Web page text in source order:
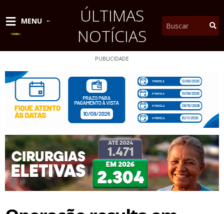
conteúdo
MENU
ÚLTIMAS
NOTÍCIAS
Pesquisar
PUBLICIDADE